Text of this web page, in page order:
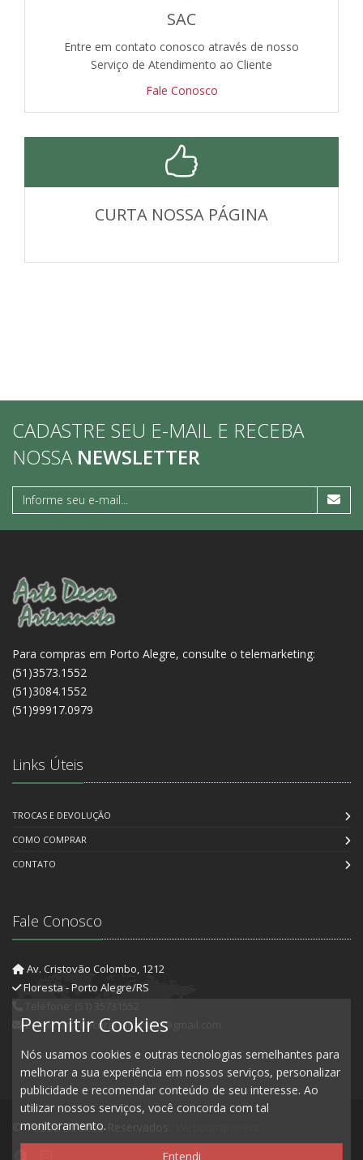
SAC
Entre em contato conosco através de nosso
Serviço de Atendimento ao Cliente
Fale Conosco
CURTA NOSSA PÁGINA
CADASTRE SEU E-MAIL E RECEBA
NOSSA NEWSLETTER
Para compras em Porto Alegre, consulte o telemarketing:
(51)3573.1552
(51)3084.1552
(51)99917.0979
Links Úteis
TROCAS E DEVOLUÇÃO
COMO COMPRAR
CONTATO
Fale Conosco
Av. Cristovão Colombo, 1212
Floresta - Porto Alegre/RS
E-mail: artedecorartesanato@gmail.com
© Todos Direitos Reservados.
Permitir Cookies
Nós usamos cookies e outras tecnologias semelhantes para
melhorar a sua experiência em nossos serviços, personalizar
publicidade e recomendar conteúdo de seu interesse. Ao
utilizar nossos serviços, você concorda com tal
monitoramento.
Entendi